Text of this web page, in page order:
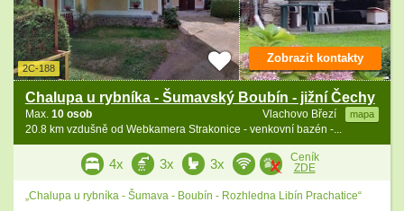
2C-188
Chalupa u rybníka - Šumavský Boubín - jižní Čechy
Vlachovo Březí mapa
Max. 10 osob
20.8 km vzdušně od Webkamera Strakonice - venkovní bazén -...
Zobrazit kontakty
4x 3x 3x
Ceník
ZDE
„Chalupa u rybníka - Šumava - Boubín - Rozhledna Libín Prachatice“